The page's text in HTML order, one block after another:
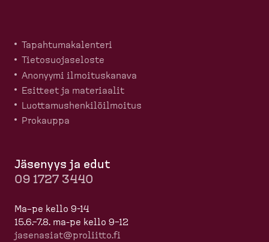
Tapahtu­ma­ka­lenteri
Tietosuo­ja­seloste
Anonyymi ilmoitus­kanava
Esitteet ja materiaalit
Luotta­mus­hen­ki­löil­moitus
Prokauppa
Jäsenyys ja edut
09 1727 3440
Ma–pe kello 9-14
15.6.–7.8. ma-pe kello 9–12
jasenasiat@proliitto.fi